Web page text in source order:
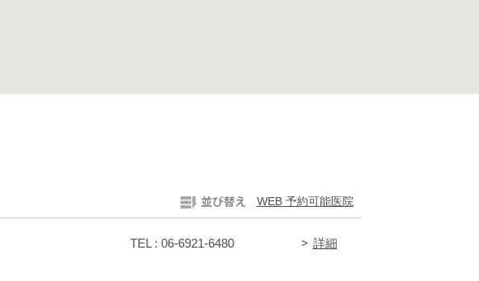
WEB 予約可能医院
TEL : 06-6921-6480 詳細